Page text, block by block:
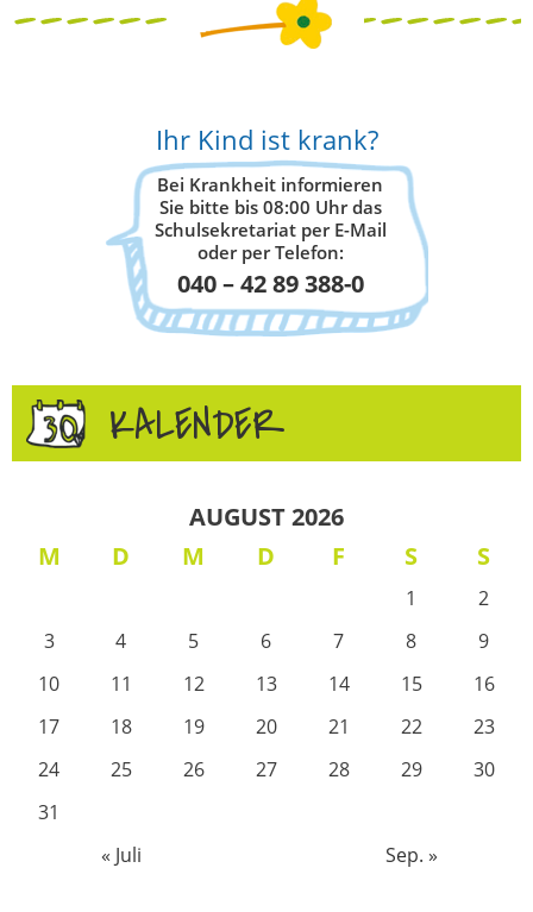
Ihr Kind ist krank?
Bei Krankheit informieren
Sie bitte bis 08:00 Uhr das
Schulsekretariat per E-Mail
oder per Telefon:
040 – 42 89 388-0
KALENDER
AUGUST 2026
M
D M D F S S
1
2
3
4 5 6 7 8
9
10
11 12 13 14 15
16
17
18 19 20 21 22
23
24
25 26 27 28 29
30
31
« Juli
Sep. »